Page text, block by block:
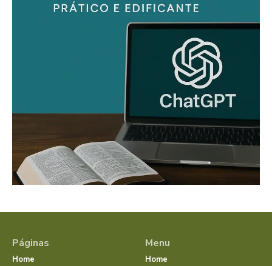
Páginas
Home
Menu
Home